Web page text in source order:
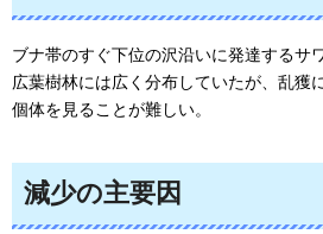
ブナ帯のすぐ下位の沢沿いに発達するサ
広葉樹林には広く分布していたが、乱獲
個体を見ることが難しい。
減少の主要因